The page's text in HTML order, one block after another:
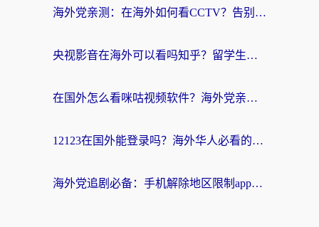
海外党亲测：在海外如何看CCTV？告别“仅限大陆播放”的实用指南
央视影音在海外可以看吗知乎？留学生亲测：3步解决地域限制+追剧自由
在国外怎么看咪咕视频软件？海外党亲测有效的回国加速方案
12123在国外能登录吗？海外华人必看的回国加速实用指南
海外党追剧必备：手机解除地区限制app怎么选？解决央视视频&国内剧地区限制全指南